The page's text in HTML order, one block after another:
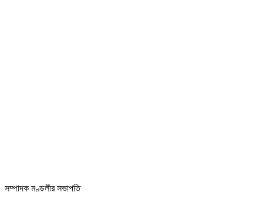
সম্পাদক মণ্ডলীর সভাপতি